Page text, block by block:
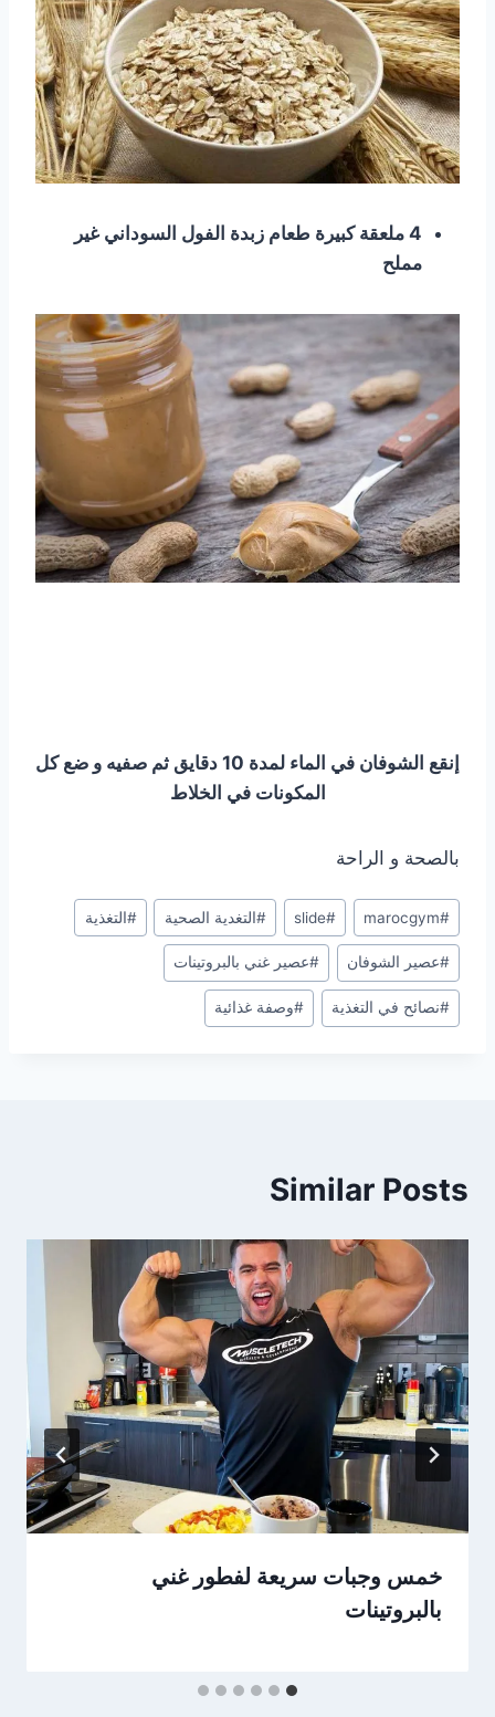
4 ملعقة كبيرة طعام زبدة الفول السوداني غير
مملح
إنقع الشوفان في الماء لمدة 10 دقايق ثم صفيه و ضع كل
المكونات في الخلاط
بالصحة و الراحة
Post
Tags:
#
marocgym
#
slide
#التغدية الصحية #التغذية
#عصير الشوفان #عصير غني بالبروتينات
#نصائح في التغذية #وصفة غذائية
Similar Posts
خمس وجبات سريعة لفطور غني
بالبروتينات